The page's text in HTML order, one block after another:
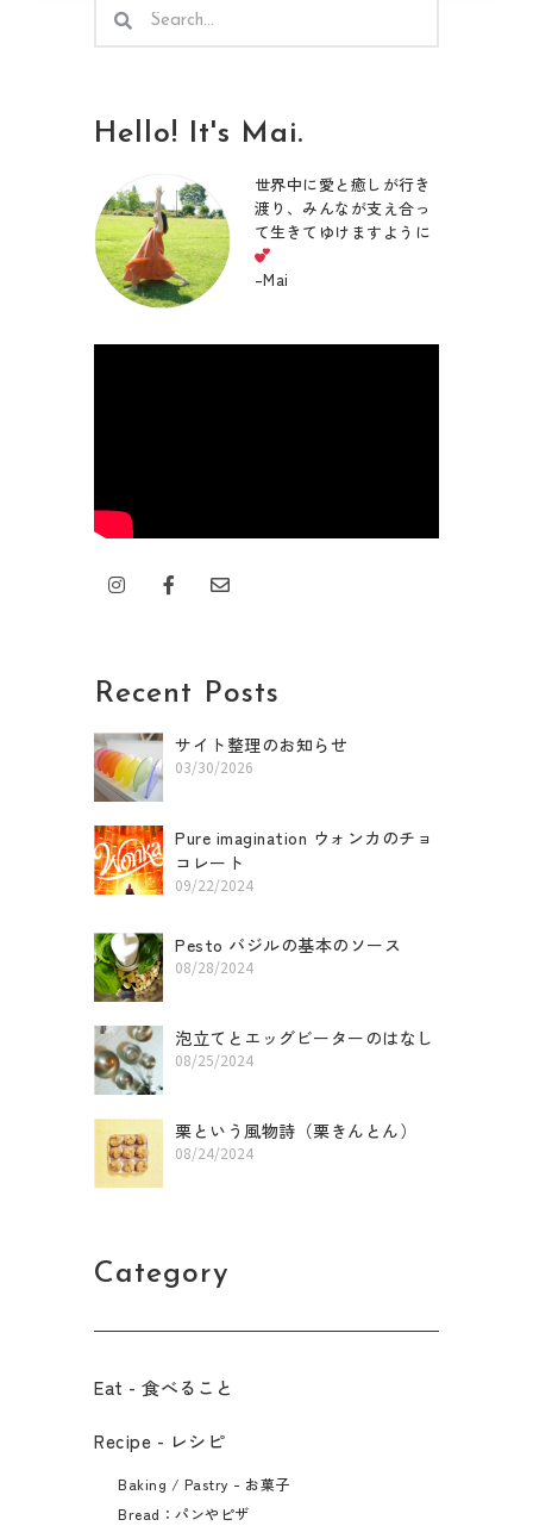
索
Hello! It's Mai.
世界中に愛と癒しが行き
渡り、みんなが支え合っ
て生きてゆけますように
–Mai
I
n
r
a
F
a
o
k
E
n
p
e
Recent Posts
サイト整理のお知らせ
03/30/2026
Pure imagination ウォンカのチョ
コレート
09/22/2024
Pesto バジルの基本のソース
08/28/2024
泡立てとエッグビーターのはなし
08/25/2024
栗という風物詩（栗きんとん）
08/24/2024
Category
Eat - 食べること​
Recipe - レシピ
Baking / Pastry - お菓子
Bread：パンやピザ